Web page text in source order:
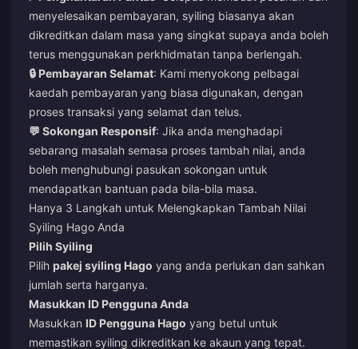
menyelesaikan pembayaran, syiling biasanya akan
dikreditkan dalam masa yang singkat supaya anda boleh
terus menggunakan perkhidmatan tanpa berlengah.
🔒 Pembayaran Selamat: Kami menyokong pelbagai
kaedah pembayaran yang biasa digunakan, dengan
proses transaksi yang selamat dan telus.
💬 Sokongan Responsif: Jika anda menghadapi
sebarang masalah semasa proses tambah nilai, anda
boleh menghubungi pasukan sokongan untuk
mendapatkan bantuan pada bila-bila masa.
Hanya 3 Langkah untuk Melengkapkan Tambah Nilai
Syiling Hago Anda
Pilih Syiling
Pilih pakej syiling Hago yang anda perlukan dan sahkan
jumlah serta harganya.
Masukkan ID Pengguna Anda
Masukkan ID Pengguna Hago yang betul untuk
memastikan syiling dikreditkan ke akaun yang tepat.